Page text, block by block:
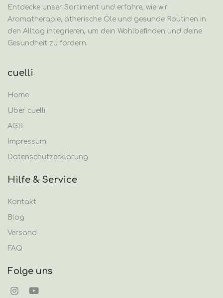
Entdecke unser Sortiment und erfahre, wie wir
Aromatherapie, ätherische Öle und gesunde Routinen in
den Alltag integrieren, um dein Wohlbefinden und deine
Gesundheit zu fördern.
cuelli
Home
Über cuelli
AGB
Impressum
Datenschutzerklärung
Hilfe & Service
Kontakt
Blog
Versand
FAQ
Folge uns